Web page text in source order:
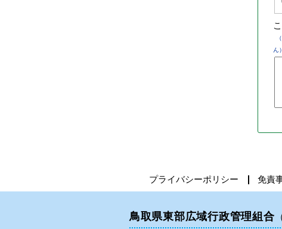
ん
プライバシーポリシー 免責
鳥取県東部広域行政管理組合